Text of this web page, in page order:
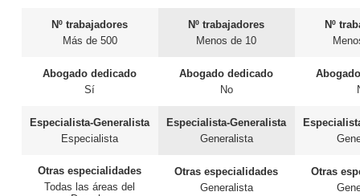
Nº trabajadores
Más de 500
Abogado dedicado
Sí
Especialista-Generalista
Especialista
Otras especialidades
Todas las áreas del
Nº trabajadores
Menos de 10
Abogado dedicado
No
Especialista-Generalista
Generalista
Otras especialidades
Generalista
Nº
Otras